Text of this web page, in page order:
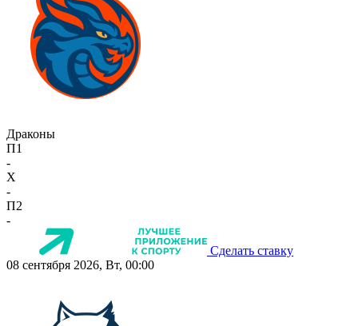
Драконы
П1
-
X
-
П2
-
Сделать ставку
08 сентября 2026, Вт, 00:00